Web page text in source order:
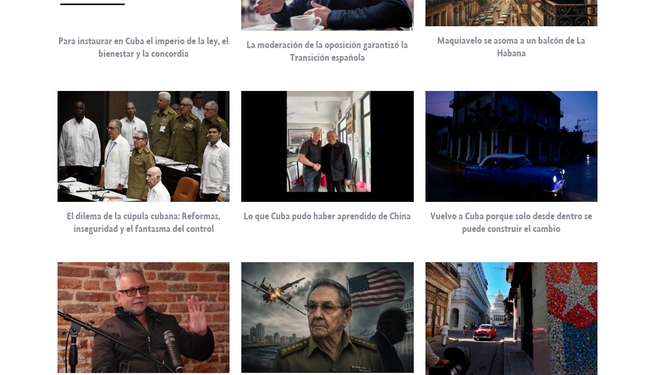
Para instaurar en Cuba el imperio de la ley, el
bienestar y la concordia
La moderación de la oposición garantizó la
Transición española
Maquiavelo se asoma a un balcón de La
Habana
El dilema de la cúpula cubana: Reformas,
inseguridad y el fantasma del control
Lo que Cuba pudo haber aprendido de China
Vuelvo a Cuba porque solo desde dentro se
puede construir el cambio